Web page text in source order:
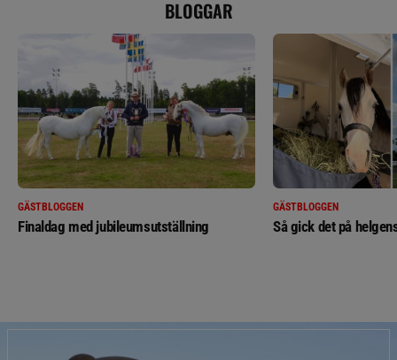
BLOGGAR
GÄSTBLOGGEN
Finaldag med jubileumsutställning
GÄSTBLOGGEN
Så gick det på